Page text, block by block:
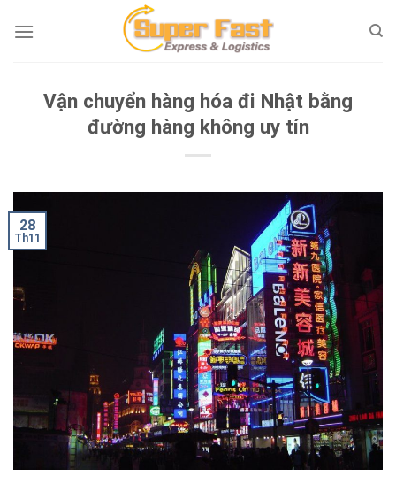
Vận chuyển hàng hóa đi Nhật bằng
đường hàng không uy tín
28
Th11